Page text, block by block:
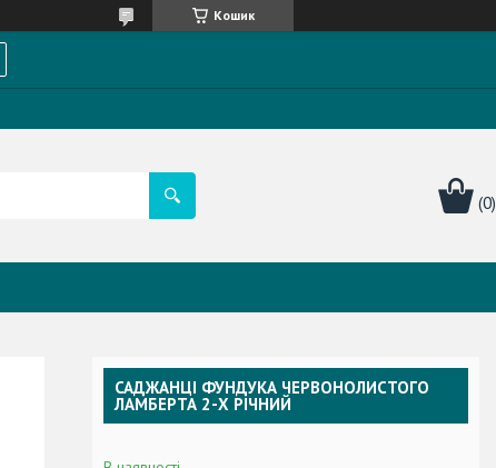
Кошик
САДЖАНЦІ ФУНДУКА ЧЕРВОНОЛИСТОГО
ЛАМБЕРТА 2-Х РІЧНИЙ